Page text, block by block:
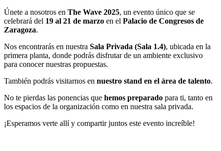
Únete a nosotros en The Wave 2025, un evento único que se
celebrará del 19 al 21 de marzo en el Palacio de Congresos de
Zaragoza.
Nos encontrarás en nuestra Sala Privada (Sala 1.4), ubicada en la
primera planta, donde podrás disfrutar de un ambiente exclusivo
para conocer nuestras propuestas.
También podrás visitarnos en nuestro stand en el área de talento.
No te pierdas las ponencias que hemos preparado para ti, tanto en
los espacios de la organización como en nuestra sala privada.
¡Esperamos verte allí y compartir juntos este evento increíble!